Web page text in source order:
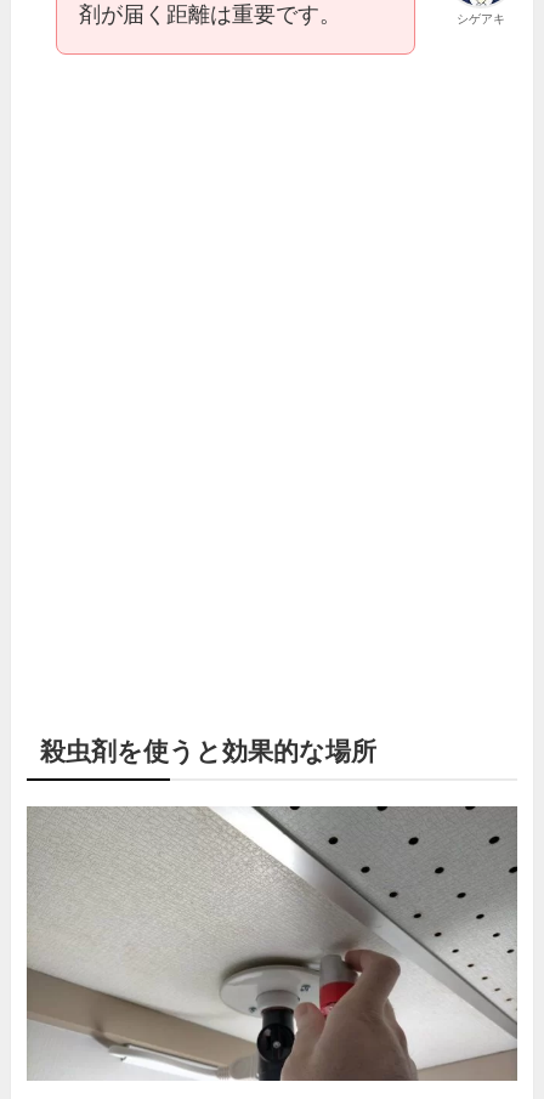
シゲアキ
剤が届く距離は重要です。
殺虫剤を使うと効果的な場所